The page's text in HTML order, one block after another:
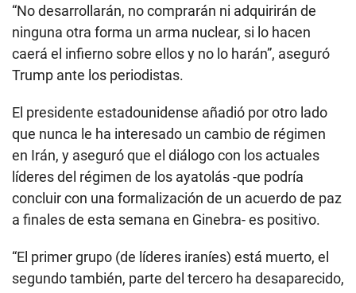
“No desarrollarán, no comprarán ni adquirirán de
ninguna otra forma un arma nuclear, si lo hacen
caerá el infierno sobre ellos y no lo harán”, aseguró
Trump ante los periodistas.
El presidente estadounidense añadió por otro lado
que nunca le ha interesado un cambio de régimen
en Irán, y aseguró que el diálogo con los actuales
líderes del régimen de los ayatolás -que podría
concluir con una formalización de un acuerdo de paz
a finales de esta semana en Ginebra- es positivo.
“El primer grupo (de líderes iraníes) está muerto, el
segundo también, parte del tercero ha desaparecido,